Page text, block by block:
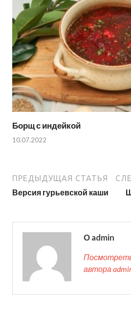
Борщ с индейкой
10.07.2022
ПРЕДЫДУЩАЯ СТАТЬЯ
Версия гурьевской каши
О admin
Посмотреть
автора